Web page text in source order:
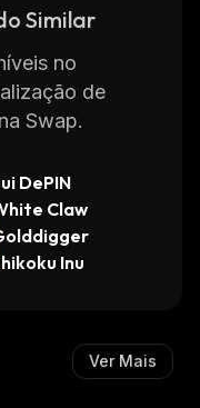
Similar
no
de
Swap.
DePIN
Claw
Inu
Ver Mais